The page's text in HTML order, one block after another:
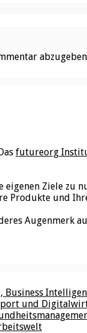
futureorg
eigenen Ziele
Produkte und
Augenmerk
und